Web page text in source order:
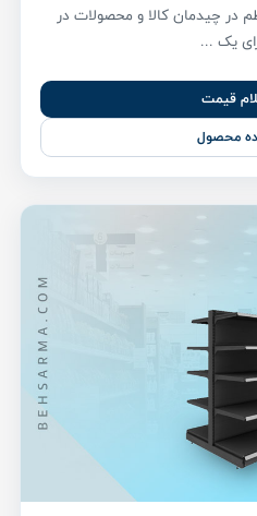
در چیدمان کالا و محصولات در
یک ...
قیمت
محصول